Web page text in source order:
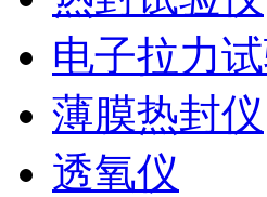
电子拉力
薄膜热封仪
透氧仪